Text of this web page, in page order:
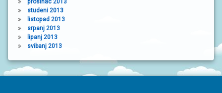
prosinac 2013
studeni 2013
listopad 2013
srpanj 2013
lipanj 2013
svibanj 2013